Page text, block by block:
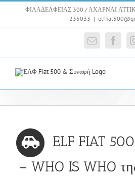
Skip
ΦΙΛΑΔΕΛΦΕΙΑΣ 300 / ΑΧΑΡΝΑΙ
235033 |
Email
ELF FIAT
– WHO IS WHO